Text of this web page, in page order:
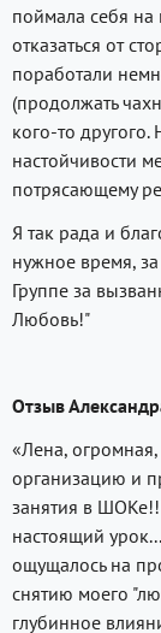
поймала себя на
отказаться от
поработали
(продолжать
кого-то
настойчивости
потрясающему
Я так рада и
нужное время,
Группе за
Любовь!"
Отзыв
«Лена,
организацию и
занятия в
настоящий
ощущалось на
снятию моего
глубинное